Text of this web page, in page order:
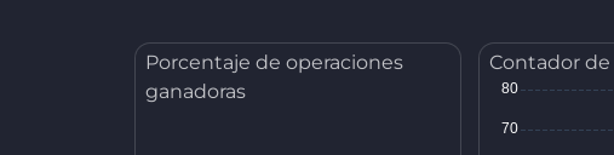
Porcentaje de operaciones
ganadoras
Contador